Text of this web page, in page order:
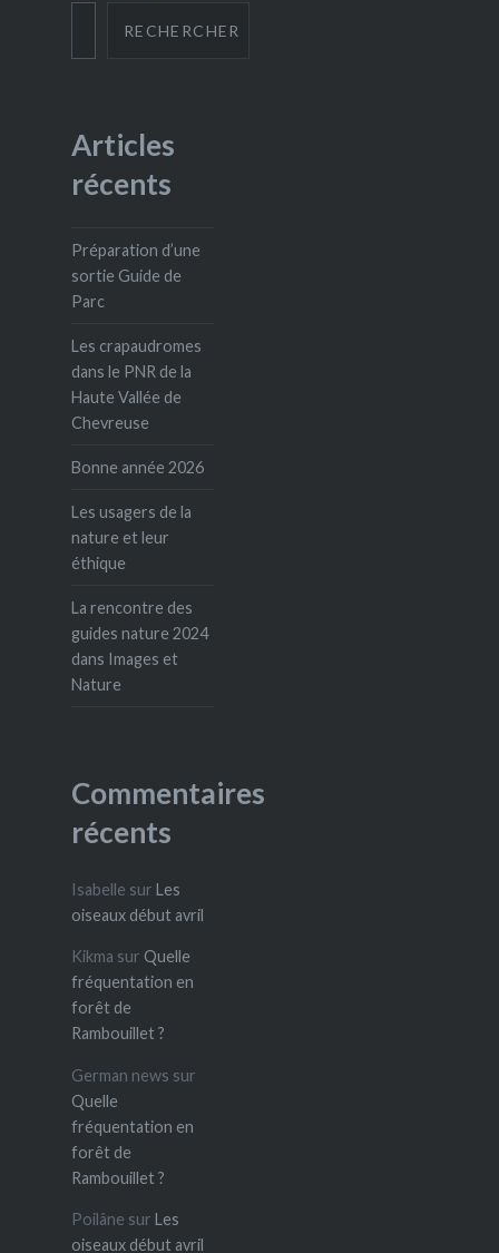
RECHERCHER
Articles
récents
Préparation d’une
sortie Guide de
Parc
Les crapaudromes
dans le PNR de la
Haute Vallée de
Chevreuse
Bonne année 2026
Les usagers de la
nature et leur
éthique
La rencontre des
guides nature 2024
dans Images et
Nature
Commentaires
récents
Isabelle sur Les
oiseaux début avril
Kikma sur Quelle
fréquentation en
forêt de
Rambouillet ?
German news sur
Quelle
fréquentation en
forêt de
Rambouillet ?
Poilâne sur Les
oiseaux début avril